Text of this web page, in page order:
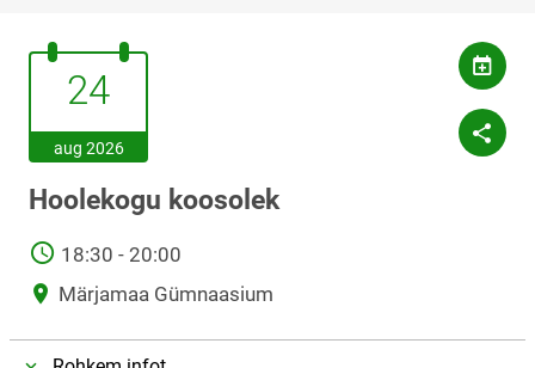
24.august.2026
24
aug 2026
Hoolekogu koosolek
AEG18:30 - 20:00
Asukoht
Märjamaa Gümnaasium